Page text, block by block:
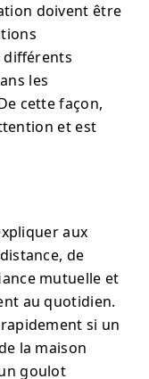
doivent être
différents
les
cette façon,
et est
aux
de
mutuelle et
au quotidien.
si un
la maison
goulot